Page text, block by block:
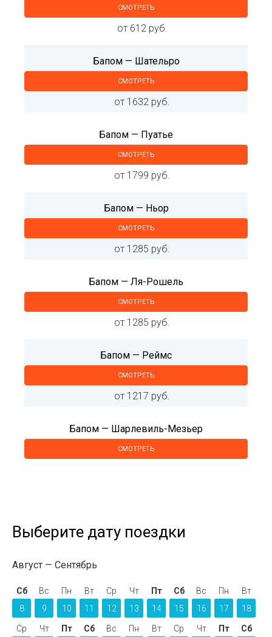
СМОТРЕТЬ
от 612 руб.
Бапом — Шательро
СМОТРЕТЬ
от 1632 руб.
Бапом — Пуатье
СМОТРЕТЬ
от 1799 руб.
Бапом — Ньор
СМОТРЕТЬ
от 1285 руб.
Бапом — Ля-Рошель
СМОТРЕТЬ
от 1285 руб.
Бапом — Реймс
СМОТРЕТЬ
от 1217 руб.
Бапом — Шарлевиль-Мезьер
СМОТРЕТЬ
Выберите дату поездки
Август Сентябрь
Сб
8
Вс
9
Пн
10
Вт
11
Ср
12
Чт
13
Пт
14
Сб
15
Вс
16
Пн
17
Вт
18
Ср
Чт
Пт
Сб
Вс
Пн
Вт
Ср
Чт
Пт
Сб